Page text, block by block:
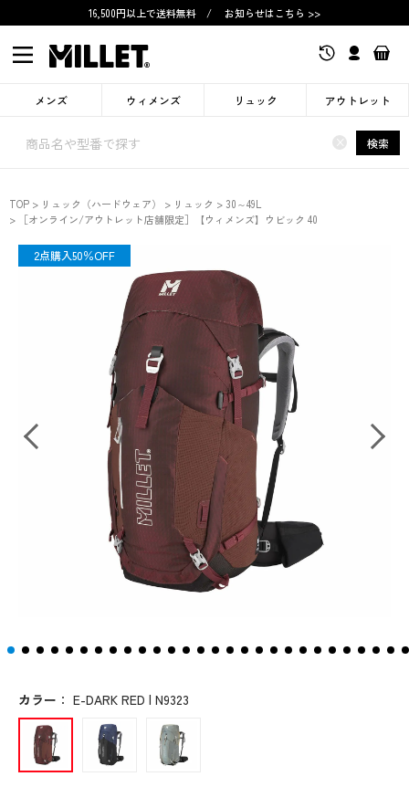
16,500円以上で送料無料 / お知らせはこちら >>
メンズ ウィメンズ リュック アウトレット
× 検索
TOP リュック（ハードウェア） リュック
30～49L
［オンライン/アウトレット店舗限定］【ウィメンズ】ウビック 40
限定
2点購入50％OFF
カラー ： E-DARK RED | N9323